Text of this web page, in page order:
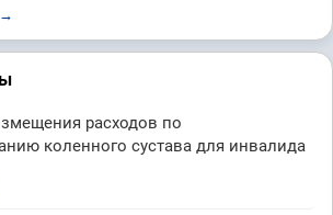
→
расходов по
коленного сустава для инвалида